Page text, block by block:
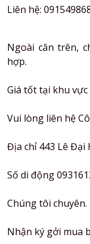
Liên hệ:
Ngoài căn trên,
hợp.
Giá tốt tại khu vực
Vui lòng liên hệ
Địa chỉ 443 Lê Đại
Số di động
Chúng tôi chuyên.
Nhận ký gởi mua